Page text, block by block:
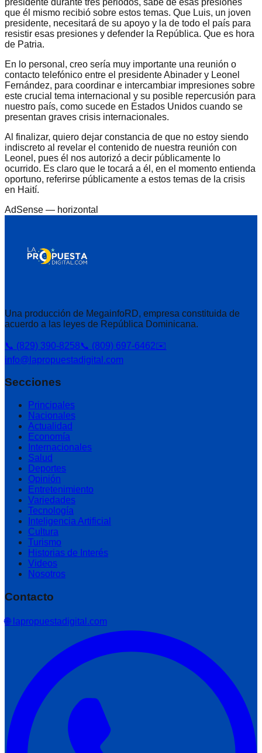
que él mismo reci­bió sobre estos temas. Que Luis, un joven
presidente, necesitará de su apoyo y la de todo el país para
resistir esas presiones y defender la República. Que es hora
de Patria.
En lo personal, creo se­ría muy importante una re­unión o
contacto telefónico entre el presidente Abina­der y Leonel
Fernández, pa­ra coordinar e intercambiar impresiones sobre
este cru­cial tema internacional y su posible repercusión para
nuestro país, como sucede en Estados Unidos cuando se
presentan graves crisis internacionales.
Al finalizar, quiero dejar constancia de que no estoy siendo
indiscreto al revelar el contenido de nuestra re­unión con
Leonel, pues él nos autorizó a decir públi­camente lo
ocurrido. Es cla­ro que le tocará a él, en el mo­mento entienda
oportuno, referirse públicamente a estos temas de la crisis
en Haití.
AdSense — horizontal
Una producción de MegainfoRD, empresa constituida de
acuerdo a las leyes de República Dominicana.
📞 (829) 390-8258📞 (809) 697-6462✉️
info@lapropuestadigital.com
Secciones
Principales
Nacionales
Actualidad
Economía
Internacionales
Salud
Deportes
Opinión
Entretenimiento
Variedades
Tecnología
Inteligencia Artificial
Cultura
Turismo
Historias de Interés
Videos
Nosotros
Contacto
🌐 lapropuestadigital.com